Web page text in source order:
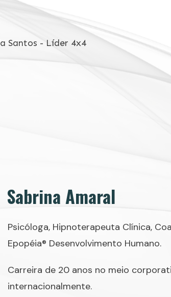
Sabrina Amaral
Psicóloga, Hipnoterapeuta Clínica,
Epopéia® Desenvolvimento Humano.
Carreira de 20 anos no meio
internacionalmente.